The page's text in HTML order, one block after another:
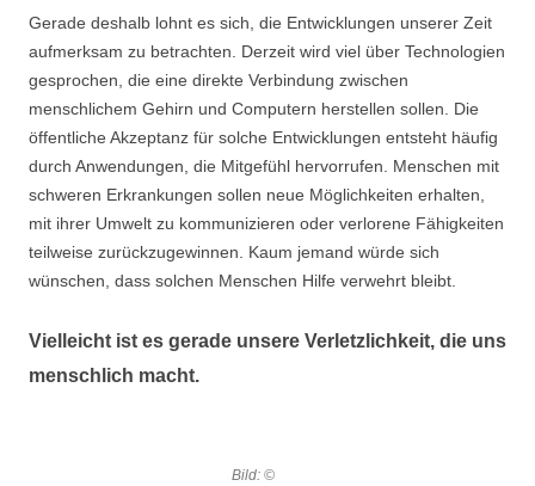
Gerade deshalb lohnt es sich, die Entwicklungen unserer Zeit
aufmerksam zu betrachten. Derzeit wird viel über Technologien
gesprochen, die eine direkte Verbindung zwischen
menschlichem Gehirn und Computern herstellen sollen. Die
öffentliche Akzeptanz für solche Entwicklungen entsteht häufig
durch Anwendungen, die Mitgefühl hervorrufen. Menschen mit
schweren Erkrankungen sollen neue Möglichkeiten erhalten,
mit ihrer Umwelt zu kommunizieren oder verlorene Fähigkeiten
teilweise zurückzugewinnen. Kaum jemand würde sich
wünschen, dass solchen Menschen Hilfe verwehrt bleibt.
Vielleicht ist es gerade unsere Verletzlichkeit, die uns
menschlich macht.
Bild: ©